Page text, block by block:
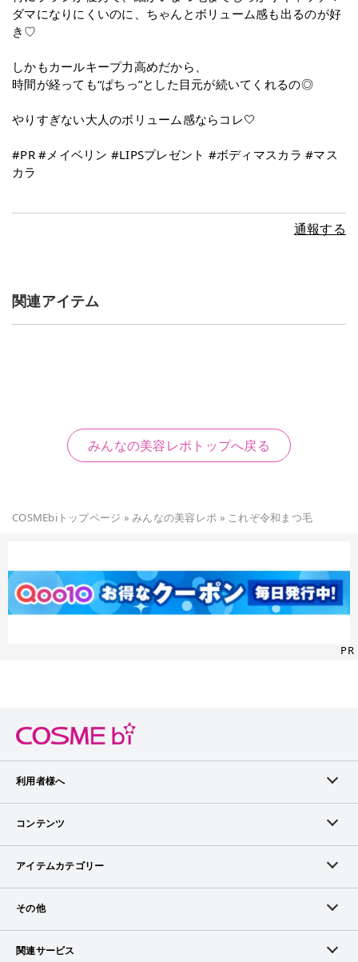
ダマになりにくいのに、ちゃんとボリューム感も出るのが好
き♡
しかもカールキープ力高めだから、
時間が経っても“ぱちっ”とした目元が続いてくれるの◎
やりすぎない大人のボリューム感ならコレ🤍
#PR #メイベリン #LIPSプレゼント #ボディマスカラ #マス
カラ
通報する
関連アイテム
みんなの美容レポトップへ戻る
COSMEbiトップページ »みんなの美容レポ » これぞ令和まつ毛
PR
利用者様へ
メンバーログイン
メンバー会員について
アイテム掲載リクエスト
コンテンツ
ランキング
ブランドから探す
アイテムカテゴリー
スキンケア
その他
お問い合わせ（ブランド様）
関連サービス